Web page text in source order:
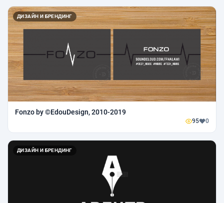
ДИЗАЙН И БРЕНДИНГ
Fonzo by ©EdouDesign, 2010-2019
95 0
ДИЗАЙН И БРЕНДИНГ